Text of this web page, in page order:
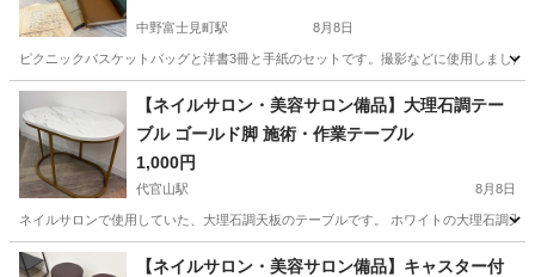
中野富士見町駅 8月8日
ピクニックバスケットバッグと洋書3冊と手紙のセットです。撮影などに使用しました
東京 中野区 中野富士見町駅 家具
【ネイルサロン・美容サロン備品】大理石調テー
ブル ゴールド脚 施術・作業テーブル
1,000円
代官山駅 8月8日
ネイルサロンで使用していた、大理石調天板のテーブルです。 ホワイトの大理石調
東京 渋谷区 代官山駅 テーブル 大理石
【ネイルサロン・美容サロン備品】キャスター付